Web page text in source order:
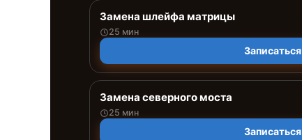
Замена шлейфа матрицы
25 мин
Записаться
Замена северного моста
25 мин
Записаться